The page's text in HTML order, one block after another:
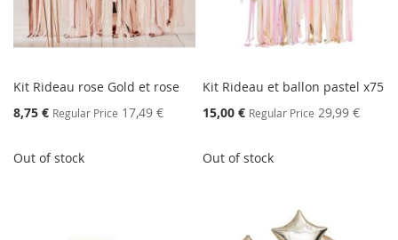
Kit Rideau rose Gold et rose
Special
Price
8,75 € Regular Price 17,49 €
Out of stock
Kit Rideau et ballon pastel x75
Special
Price
15,00 € Regular Price 29,99 €
Out of stock